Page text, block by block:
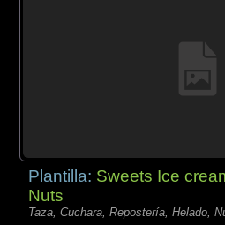
Plantilla: Sweets Ice
Nuts
Taza, Cuchara, Repostería, Helado,